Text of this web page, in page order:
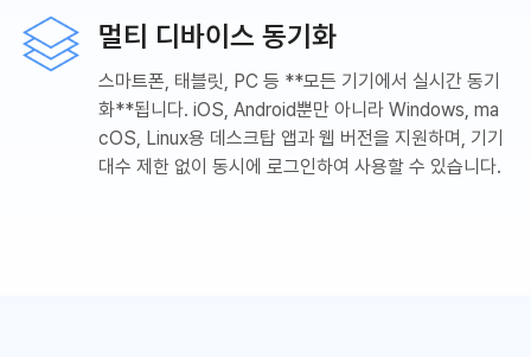
멀티 디바이스 동기화
스마트폰, 태블릿, PC 등 **모든 기기에서 실시간 동기
화**됩니다. iOS, Android뿐만 아니라 Windows, ma
cOS, Linux용 데스크탑 앱과 웹 버전을 지원하며, 기기
대수 제한 없이 동시에 로그인하여 사용할 수 있습니다.